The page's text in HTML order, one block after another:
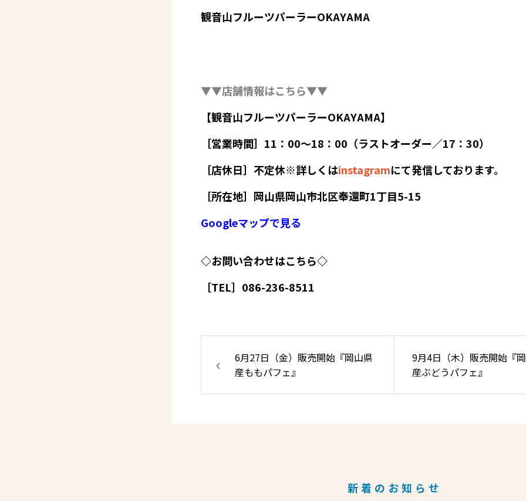
観音山フルーツパーラーOKAYAMA
▼▼店舗情報はこちら▼▼
【観音山フルーツパーラーOKAYAMA】
［営業時間］11：00～18：00（ラストオーダー／17：30）
［店休日］不定休※詳しくはinstagramにて発信しております。
［所在地］岡山県岡山市北区奉還町1丁目5-15
Googleマップで見る
◇お問い合わせはこちら◇
［TEL］086-236-8511
6月27日（金）販売開始『岡山県
産ももパフェ』
9月4日（木）販売開始『
産ぶどうパフェ』
新着のお知らせ